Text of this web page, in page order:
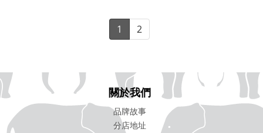
1 2
關於我們
品牌故事
分店地址